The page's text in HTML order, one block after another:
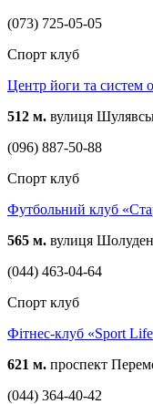
(073) 725-05-05
Спорт клуб
Центр йоги та систем
512 м. вулиця
(096) 887-50-88
Спорт клуб
Футбольний клуб
565 м. вулиця
(044) 463-04-64
Спорт клуб
Фітнес-клуб «Sport
621 м. проспект
(044) 364-40-42